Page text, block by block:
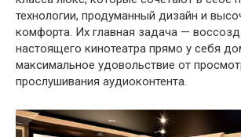
технологии, продуманный дизайн и
комфорта. Их главная задача —
настоящего кинотеатра прямо у себя
максимальное удовольствие от
прослушивания аудиоконтента.